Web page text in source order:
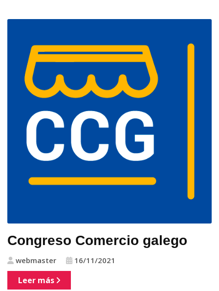
Congreso Comercio galego
webmaster 16/11/2021
Leer más